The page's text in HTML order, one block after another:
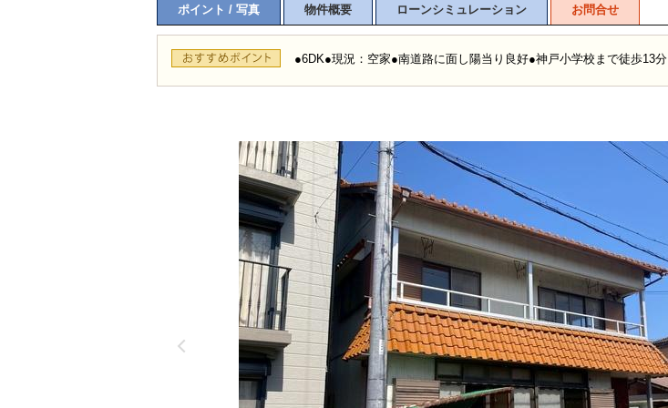
ポイント / 写真 物件概要 ローンシミュレーション お問合せ
●6DK●現況：空家●南道路に面し陽当り良好●神戸小学校まで徒歩13分